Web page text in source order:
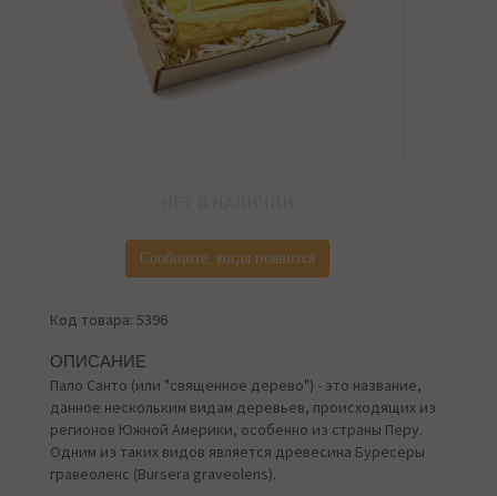
Сообщите, когда появится
Код товара: 5396
ОПИСАНИЕ
Пало Санто (или "священное дерево") - это название,
данное нескольким видам деревьев, происходящих из
регионов Южной Америки, особенно из страны Перу.
Одним из таких видов является древесина Буресеры
гравеоленс (Bursera graveolens).